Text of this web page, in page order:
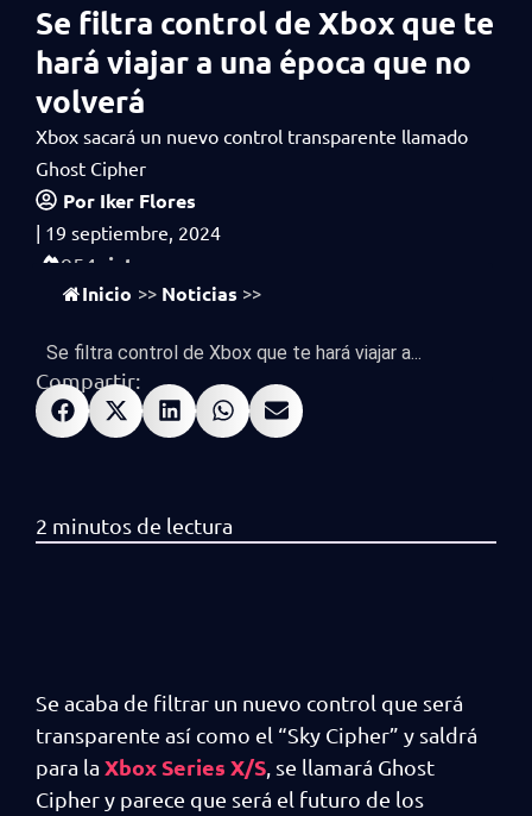
Se filtra control de Xbox que te
hará viajar a una época que no
volverá
Xbox sacará un nuevo control transparente llamado
Ghost Cipher
Por Iker Flores
| 19 septiembre, 2024
954 vistas
Inicio >> Noticias >>
Se filtra control de Xbox que te hará viajar a...
Compartir:
Se acaba de filtrar un nuevo control que será
transparente así como el “Sky Cipher” y saldrá
para la Xbox Series X/S , se llamará Ghost
Cipher y parece que será el futuro de los